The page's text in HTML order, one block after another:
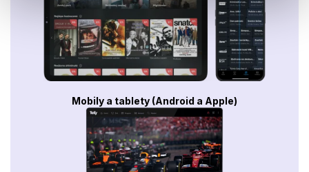
Mobily a tablety (Android a Apple)